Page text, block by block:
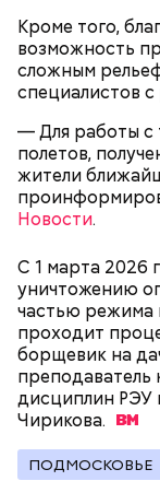
Кроме того,
возможность
сложным
специалистов
— Для работы с
полетов,
жители
Новости.
С 1 марта 2026
уничтожению
частью режима
проходит
борщевик на
дисциплин РЭУ
Чирикова.
ПОДМОСКОВЬЕ
Цель Дня
своему
праздник
нибудь
устроить
просто почаще
День